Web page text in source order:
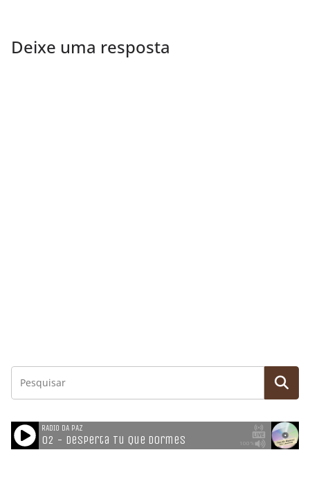
Deixe uma resposta